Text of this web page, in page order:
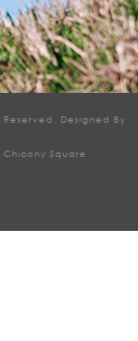
Designed By
Chicony Square